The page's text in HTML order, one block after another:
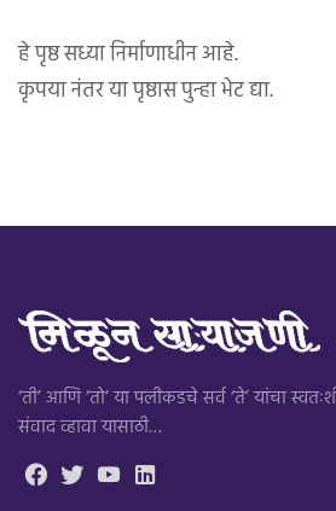
हे पृष्ठ सध्या निर्माणाधीन आहे.
कृपया नंतर या पृष्ठास पुन्हा भेट द्या.
‘ती’ आणि ‘तो’ या पलीकडचे सर्व ‘ते’ यांचा
संवाद व्हावा यासाठी…